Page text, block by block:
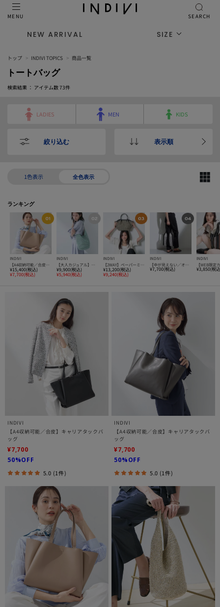
MENU SEARCH
NEW ARRIVAL SIZE
トップ INDIVI TOPICS 商品一覧
トートバッグ
検索結果 ： アイテム数73件
LADIES MEN KIDS
絞り込む 表示順
1色表示 全色表示
ランキング
INDIVI
【A4収納可能／合皮】キャリアタックバッグ
¥15,400(税込)
¥7,700(税込)
INDIVI
【大人カジュアル】メタリックかぎ編みボトルバッグ
¥9,900(税込)
¥5,940(税込)
INDIVI
【2WAY】ペーパーミドルバッグ
¥13,200(税込)
¥9,240(税込)
INDIVI
【中が見えない／オールシーズン】マクラメコード巾着付きメッシュバッグ
¥7,700(税込)
INDIVI
¥3,850(税
INDIVI
【A4収納可能／合皮】キャリアタックバ
ッグ
¥7,700
50%OFF
5.0 (1件)
INDIVI
【A4収納可能／合皮】キャリアタックバ
ッグ
¥7,700
50%OFF
5.0 (1件)